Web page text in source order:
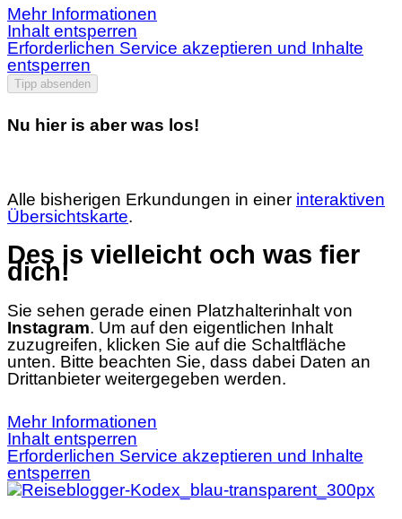
Mehr Informationen
Inhalt entsperren
Erforderlichen Service akzeptieren und Inhalte
entsperren
Tipp absenden
Nu hier is aber was los!
Alle bisherigen Erkundungen in einer interaktiven
Übersichtskarte.
Des is vielleicht och was fier
dich!
Sie sehen gerade einen Platzhalterinhalt von
Instagram. Um auf den eigentlichen Inhalt
zuzugreifen, klicken Sie auf die Schaltfläche
unten. Bitte beachten Sie, dass dabei Daten an
Drittanbieter weitergegeben werden.
Mehr Informationen
Inhalt entsperren
Erforderlichen Service akzeptieren und Inhalte
entsperren